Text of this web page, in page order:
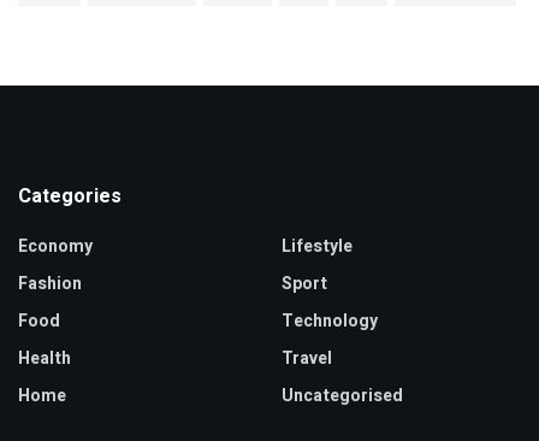
Categories
Economy
Fashion
Food
Health
Home
Lifestyle
Sport
Technology
Travel
Uncategorised